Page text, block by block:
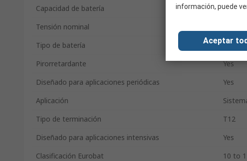
Capacidad de batería
25.8Ah
Tensión nominal
Tipo de batería
AGM
Pirorretardante
Yes
Diseñado para aplicaciones periódicas
Yes
Aplicación
Tipo de terminación
T12
Diseñado para aplicaciones intensivas
Yes
Clasificación Eurobat
10 to
información, puede
Aceptar